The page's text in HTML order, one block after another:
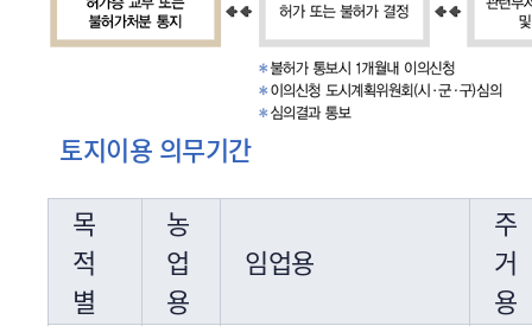
토지이용 의무기간
목
적
별
농
업
용
임업용
주
거
용